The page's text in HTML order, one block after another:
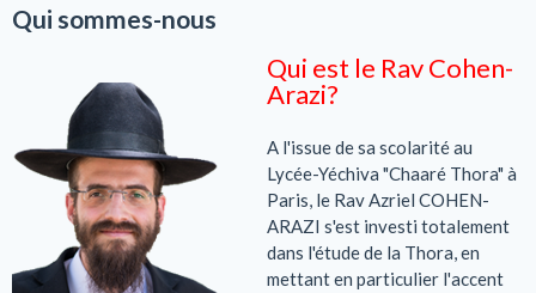
Qui sommes-nous
Qui est le Rav Cohen-
Arazi?
A l'issue de sa scolarité au
Lycée-Yéchiva "Chaaré Thora" à
Paris, le Rav Azriel COHEN-
ARAZI s'est investi totalement
dans l'étude de la Thora, en
mettant en particulier l'accent